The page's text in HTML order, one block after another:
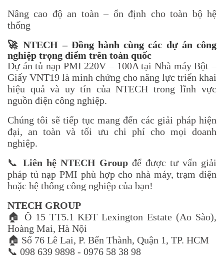
Nâng cao độ an toàn – ổn định cho toàn bộ hệ
thống
🚀NTECH – Đồng hành cùng các dự án công
nghiệp trọng điểm trên toàn quốc
Dự án tủ nạp PMI 220V – 100A tại Nhà máy Bột –
Giấy VNT19 là minh chứng cho năng lực triển khai
hiệu quả và uy tín của NTECH trong lĩnh vực
nguồn điện công nghiệp.
Chúng tôi sẽ tiếp tục mang đến các giải pháp hiện
đại, an toàn và tối ưu chi phí cho mọi doanh
nghiệp.
📞 Liên hệ NTECH Group để được tư vấn giải
pháp tủ nạp PMI phù hợp cho nhà máy, trạm điện
hoặc hệ thống công nghiệp của bạn!
NTECH GROUP
🏠 Ô 15 TT5.1 KĐT Lexington Estate (Ao Sào),
Hoàng Mai, Hà Nội
🏠 Số 76 Lê Lai, P. Bến Thành, Quận 1, TP. HCM
📞 098 639 9898 - 0976 58 38 98